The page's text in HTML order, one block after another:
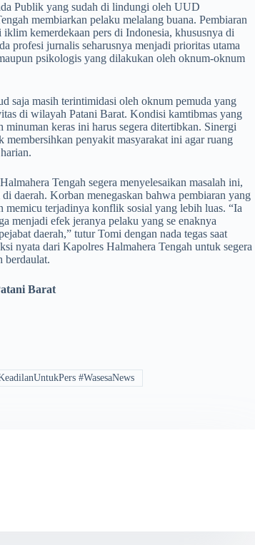
Publik yang sudah di lindungi oleh UUD
membiarkan pelaku melalang buana. Pembiaran
kemerdekaan pers di Indonesia, khususnya di
profesi jurnalis seharusnya menjadi prioritas utama
psikologis yang dilakukan oleh oknum-oknum
saja masih terintimidasi oleh oknum pemuda yang
di wilayah Patani Barat. Kondisi kamtibmas yang
keras ini harus segera ditertibkan. Sinergi
membersihkan penyakit masyarakat ini agar ruang
Tengah segera menyelesaikan masalah ini,
daerah. Korban menegaskan bahwa pembiaran yang
memicu terjadinya konflik sosial yang lebih luas. “Ia
menjadi efek jeranya pelaku yang se enaknya
daerah,” tutur Tomi dengan nada tegas saat
nyata dari Kapolres Halmahera Tengah untuk segera
berdaulat.
Barat
#WasesaNews